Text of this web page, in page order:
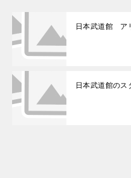
日本武道館 ア
日本武道館のス